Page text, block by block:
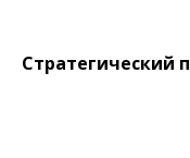
Стратегический